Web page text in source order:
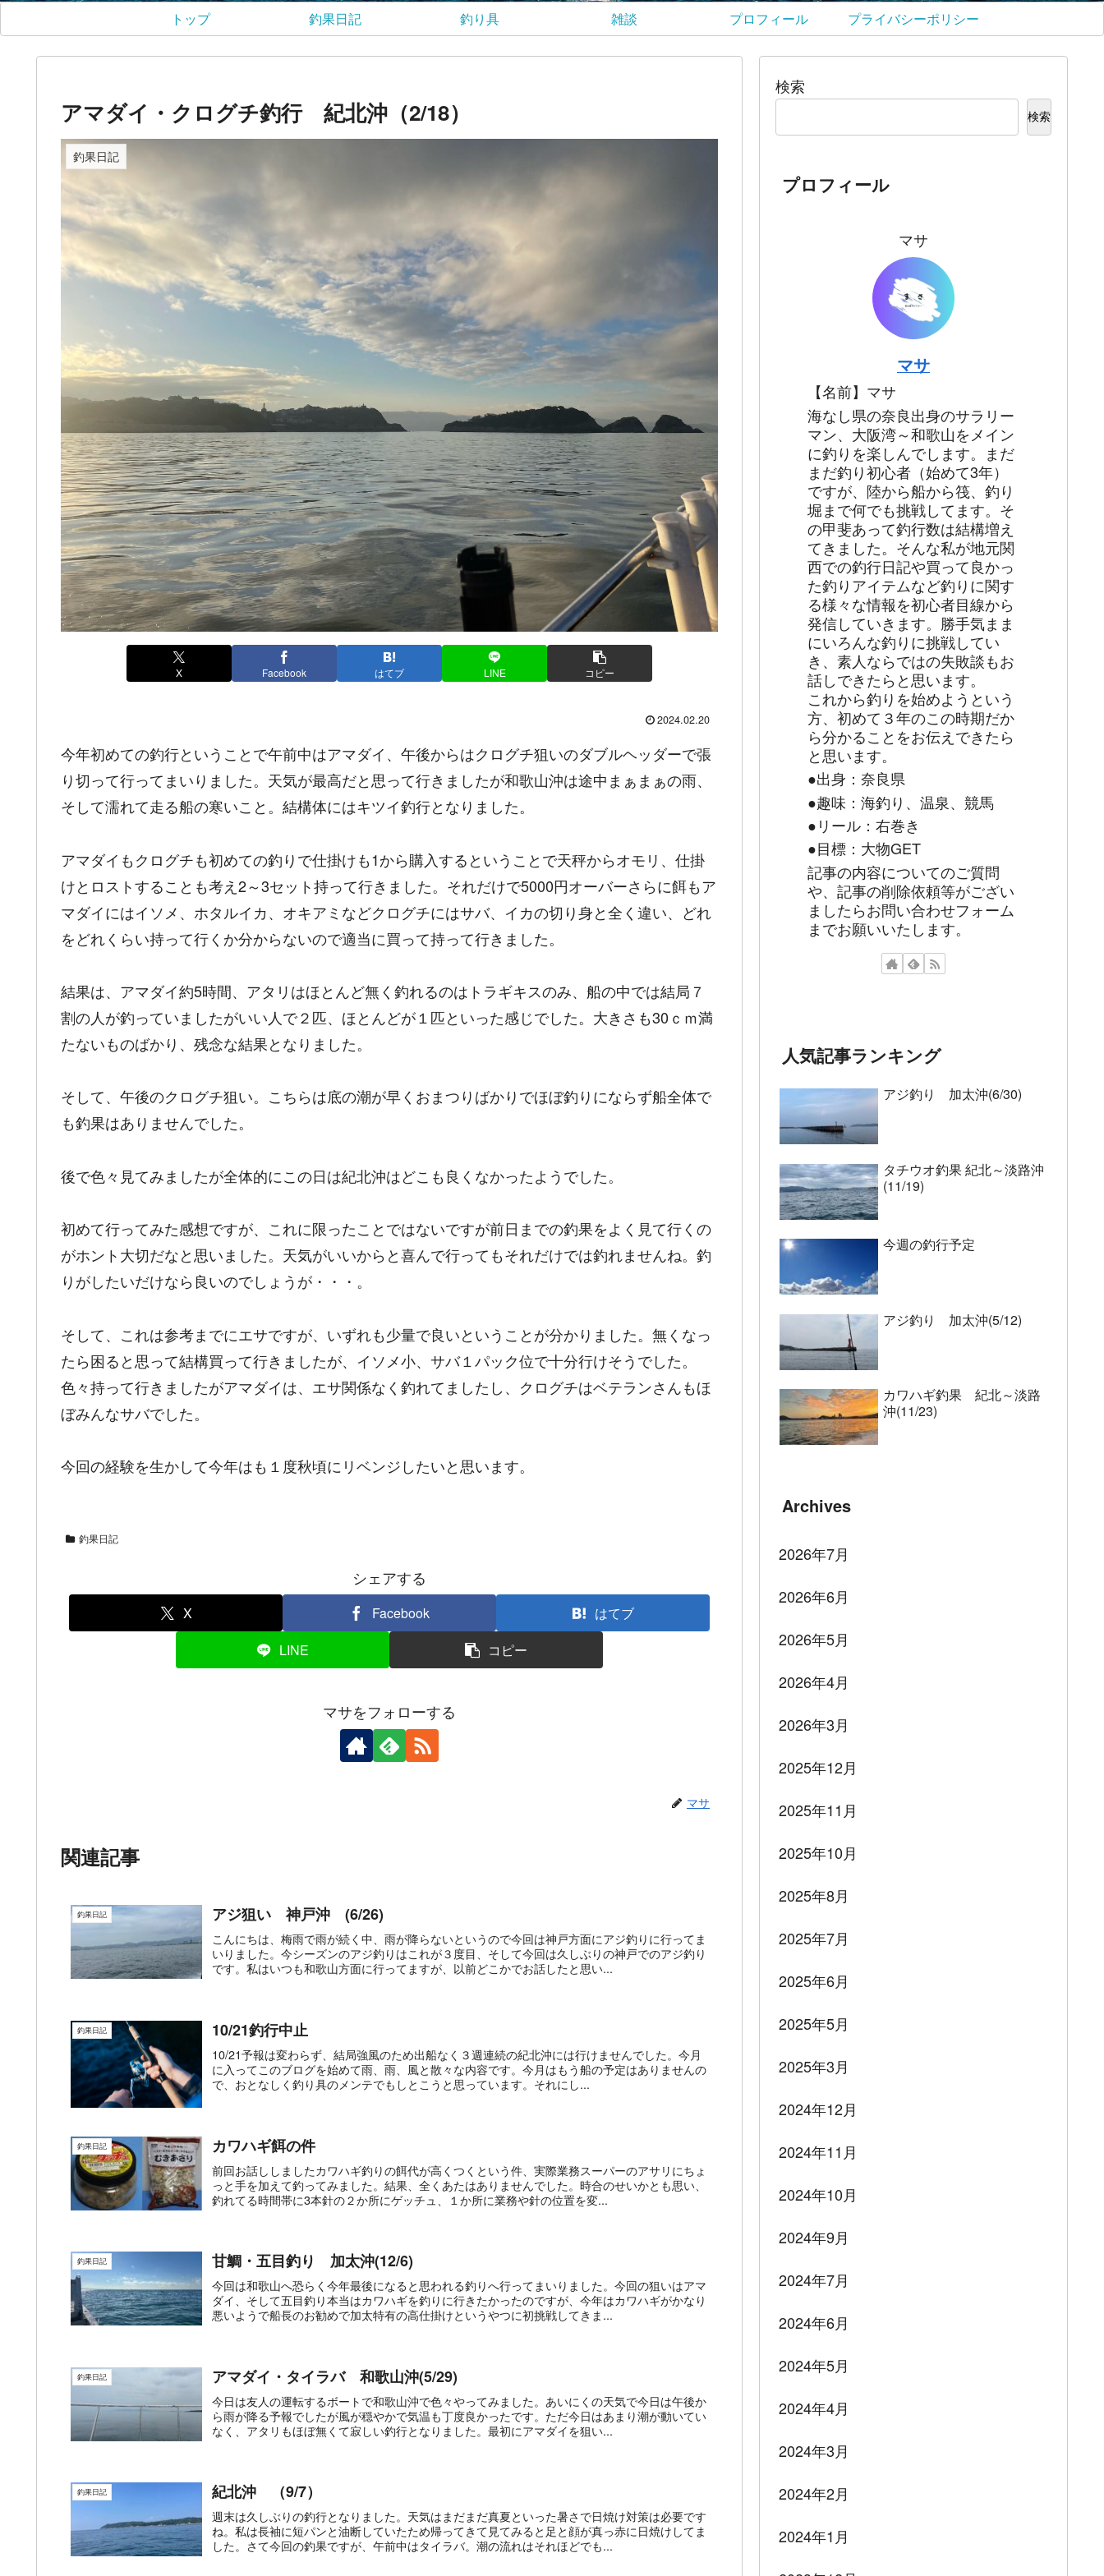
トップ 釣果日記 釣り具 雑談 プロフィール プライバシーポリシー
アマダイ・クログチ釣行 紀北沖（2/18）
釣果日記
X Facebook はてブ LINE コピー
2024.02.20
今年初めての釣行ということで午前中はアマダイ、午後からはクログチ狙いのダブルヘッダーで張
り切って行ってまいりました。天気が最高だと思って行きましたが和歌山沖は途中まぁまぁの雨、
そして濡れて走る船の寒いこと。結構体にはキツイ釣行となりました。
アマダイもクログチも初めての釣りで仕掛けも1から購入するということで天秤からオモリ、仕掛
けとロストすることも考え2～3セット持って行きました。それだけで5000円オーバーさらに餌もア
マダイにはイソメ、ホタルイカ、オキアミなどクログチにはサバ、イカの切り身と全く違い、どれ
をどれくらい持って行くか分からないので適当に買って持って行きました。
結果は、アマダイ約5時間、アタリはほとんど無く釣れるのはトラギキスのみ、船の中では結局７
割の人が釣っていましたがいい人で２匹、ほとんどが１匹といった感じでした。大きさも30ｃｍ満
たないものばかり、残念な結果となりました。
そして、午後のクログチ狙い。こちらは底の潮が早くおまつりばかりでほぼ釣りにならず船全体で
も釣果はありませんでした。
後で色々見てみましたが全体的にこの日は紀北沖はどこも良くなかったようでした。
初めて行ってみた感想ですが、これに限ったことではないですが前日までの釣果をよく見て行くの
がホント大切だなと思いました。天気がいいからと喜んで行ってもそれだけでは釣れませんね。釣
りがしたいだけなら良いのでしょうが・・・。
そして、これは参考までにエサですが、いずれも少量で良いということが分かりました。無くなっ
たら困ると思って結構買って行きましたが、イソメ小、サバ１パック位で十分行けそうでした。
色々持って行きましたがアマダイは、エサ関係なく釣れてましたし、クログチはベテランさんもほ
ぼみんなサバでした。
今回の経験を生かして今年はも１度秋頃にリベンジしたいと思います。
釣果日記
シェアする
X Facebook
はてブ
LINE
コピー
マサをフォローする
マサ
関連記事
釣果日記 アジ狙い 神戸沖 (6/26)
こんにちは、梅雨で雨が続く中、雨が降らないというので今回は神戸方面にアジ釣りに行ってま
いりました。今シーズンのアジ釣りはこれが３度目、そして今回は久しぶりの神戸でのアジ釣り
です。私はいつも和歌山方面に行ってますが、以前どこかでお話したと思い...
釣果日記 10/21釣行中止
10/21予報は変わらず、結局強風のため出船なく３週連続の紀北沖には行けませんでした。今月
に入ってこのブログを始めて雨、雨、風と散々な内容です。今月はもう船の予定はありませんの
で、おとなしく釣り具のメンテでもしとこうと思っています。それにし...
釣果日記 カワハギ餌の件
前回お話ししましたカワハギ釣りの餌代が高くつくという件、実際業務スーパーのアサリにちょ
っと手を加えて釣ってみました。結果、全くあたはありませんでした。時合のせいかとも思い、
釣れてる時間帯に3本針の２か所にゲッチュ、１か所に業務や針の位置を変...
釣果日記 甘鯛・五目釣り 加太沖(12/6)
今回は和歌山へ恐らく今年最後になると思われる釣りへ行ってまいりました。今回の狙いはアマ
ダイ、そして五目釣り本当はカワハギを釣りに行きたかったのですが、今年はカワハギがかなり
悪いようで船長のお勧めで加太特有の高仕掛けというやつに初挑戦してきま...
釣果日記 アマダイ・タイラバ 和歌山沖(5/29)
今日は友人の運転するボートで和歌山沖で色々やってみました。あいにくの天気で今日は午後か
ら雨が降る予報でしたが風が穏やかで気温も丁度良かったです。ただ今日はあまり潮が動いてい
なく、アタリもほぼ無くて寂しい釣行となりました。最初にアマダイを狙い...
釣果日記 紀北沖 （9/7）
週末は久しぶりの釣行となりました。天気はまだまだ真夏といった暑さで日焼け対策は必要です
ね。私は長袖に短パンと油断していたため帰ってきて見てみると足と顔が真っ赤に日焼けしてま
した。さて今回の釣果ですが、午前中はタイラバ。潮の流れはそれほどでも...
検索
検索
プロフィール
マサ
マサ
【名前】マサ
海なし県の奈良出身のサラリー
マン、大阪湾～和歌山をメイン
に釣りを楽しんでします。まだ
まだ釣り初心者（始めて3年）
ですが、陸から船から筏、釣り
堀まで何でも挑戦してます。そ
の甲斐あって釣行数は結構増え
てきました。そんな私が地元関
西での釣行日記や買って良かっ
た釣りアイテムなど釣りに関す
る様々な情報を初心者目線から
発信していきます。勝手気まま
にいろんな釣りに挑戦してい
き、素人ならではの失敗談もお
話しできたらと思います。
これから釣りを始めようという
方、初めて３年のこの時期だか
ら分かることをお伝えできたら
と思います。
●出身：奈良県
●趣味：海釣り、温泉、競馬
●リール：右巻き
●目標：大物GET
記事の内容についてのご質問
や、記事の削除依頼等がござい
ましたらお問い合わせフォーム
までお願いいたします。
人気記事ランキング
アジ釣り 加太沖(6/30)
タチウオ釣果 紀北～淡路沖
(11/19)
今週の釣行予定
アジ釣り 加太沖(5/12)
カワハギ釣果 紀北～淡路
沖(11/23)
Archives
2026年7月
2026年6月
2026年5月
2026年4月
2026年3月
2025年12月
2025年11月
2025年10月
2025年8月
2025年7月
2025年6月
2025年5月
2025年3月
2024年12月
2024年11月
2024年10月
2024年9月
2024年7月
2024年6月
2024年5月
2024年4月
2024年3月
2024年2月
2024年1月